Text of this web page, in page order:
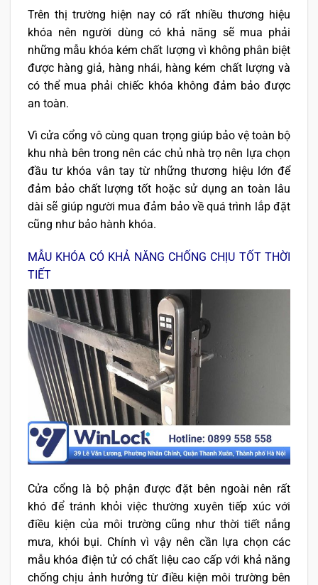
Trên thị trường hiện nay có rất nhiều thương hiệu
khóa nên người dùng có khả năng sẽ mua phải
những mẫu khóa kém chất lượng vì không phân biệt
được hàng giả, hàng nhái, hàng kém chất lượng và
có thể mua phải chiếc khóa không đảm bảo được
an toàn.
Vì cửa cổng vô cùng quan trọng giúp bảo vệ toàn bộ
khu nhà bên trong nên các chủ nhà trọ nên lựa chọn
đầu tư khóa vân tay từ những thương hiệu lớn để
đảm bảo chất lượng tốt hoặc sử dụng an toàn lâu
dài sẽ giúp người mua đảm bảo về quá trình lắp đặt
cũng như bảo hành khóa.
MẪU KHÓA CÓ KHẢ NĂNG CHỐNG CHỊU TỐT THỜI
TIẾT
Cửa cổng là bộ phận được đặt bên ngoài nên rất
khó để tránh khỏi việc thường xuyên tiếp xúc với
điều kiện của môi trường cũng như thời tiết nắng
mưa, khói bụi. Chính vì vậy nên cần lựa chọn các
mẫu khóa điện tử có chất liệu cao cấp với khả năng
chống chịu ảnh hưởng từ điều kiện môi trường bên